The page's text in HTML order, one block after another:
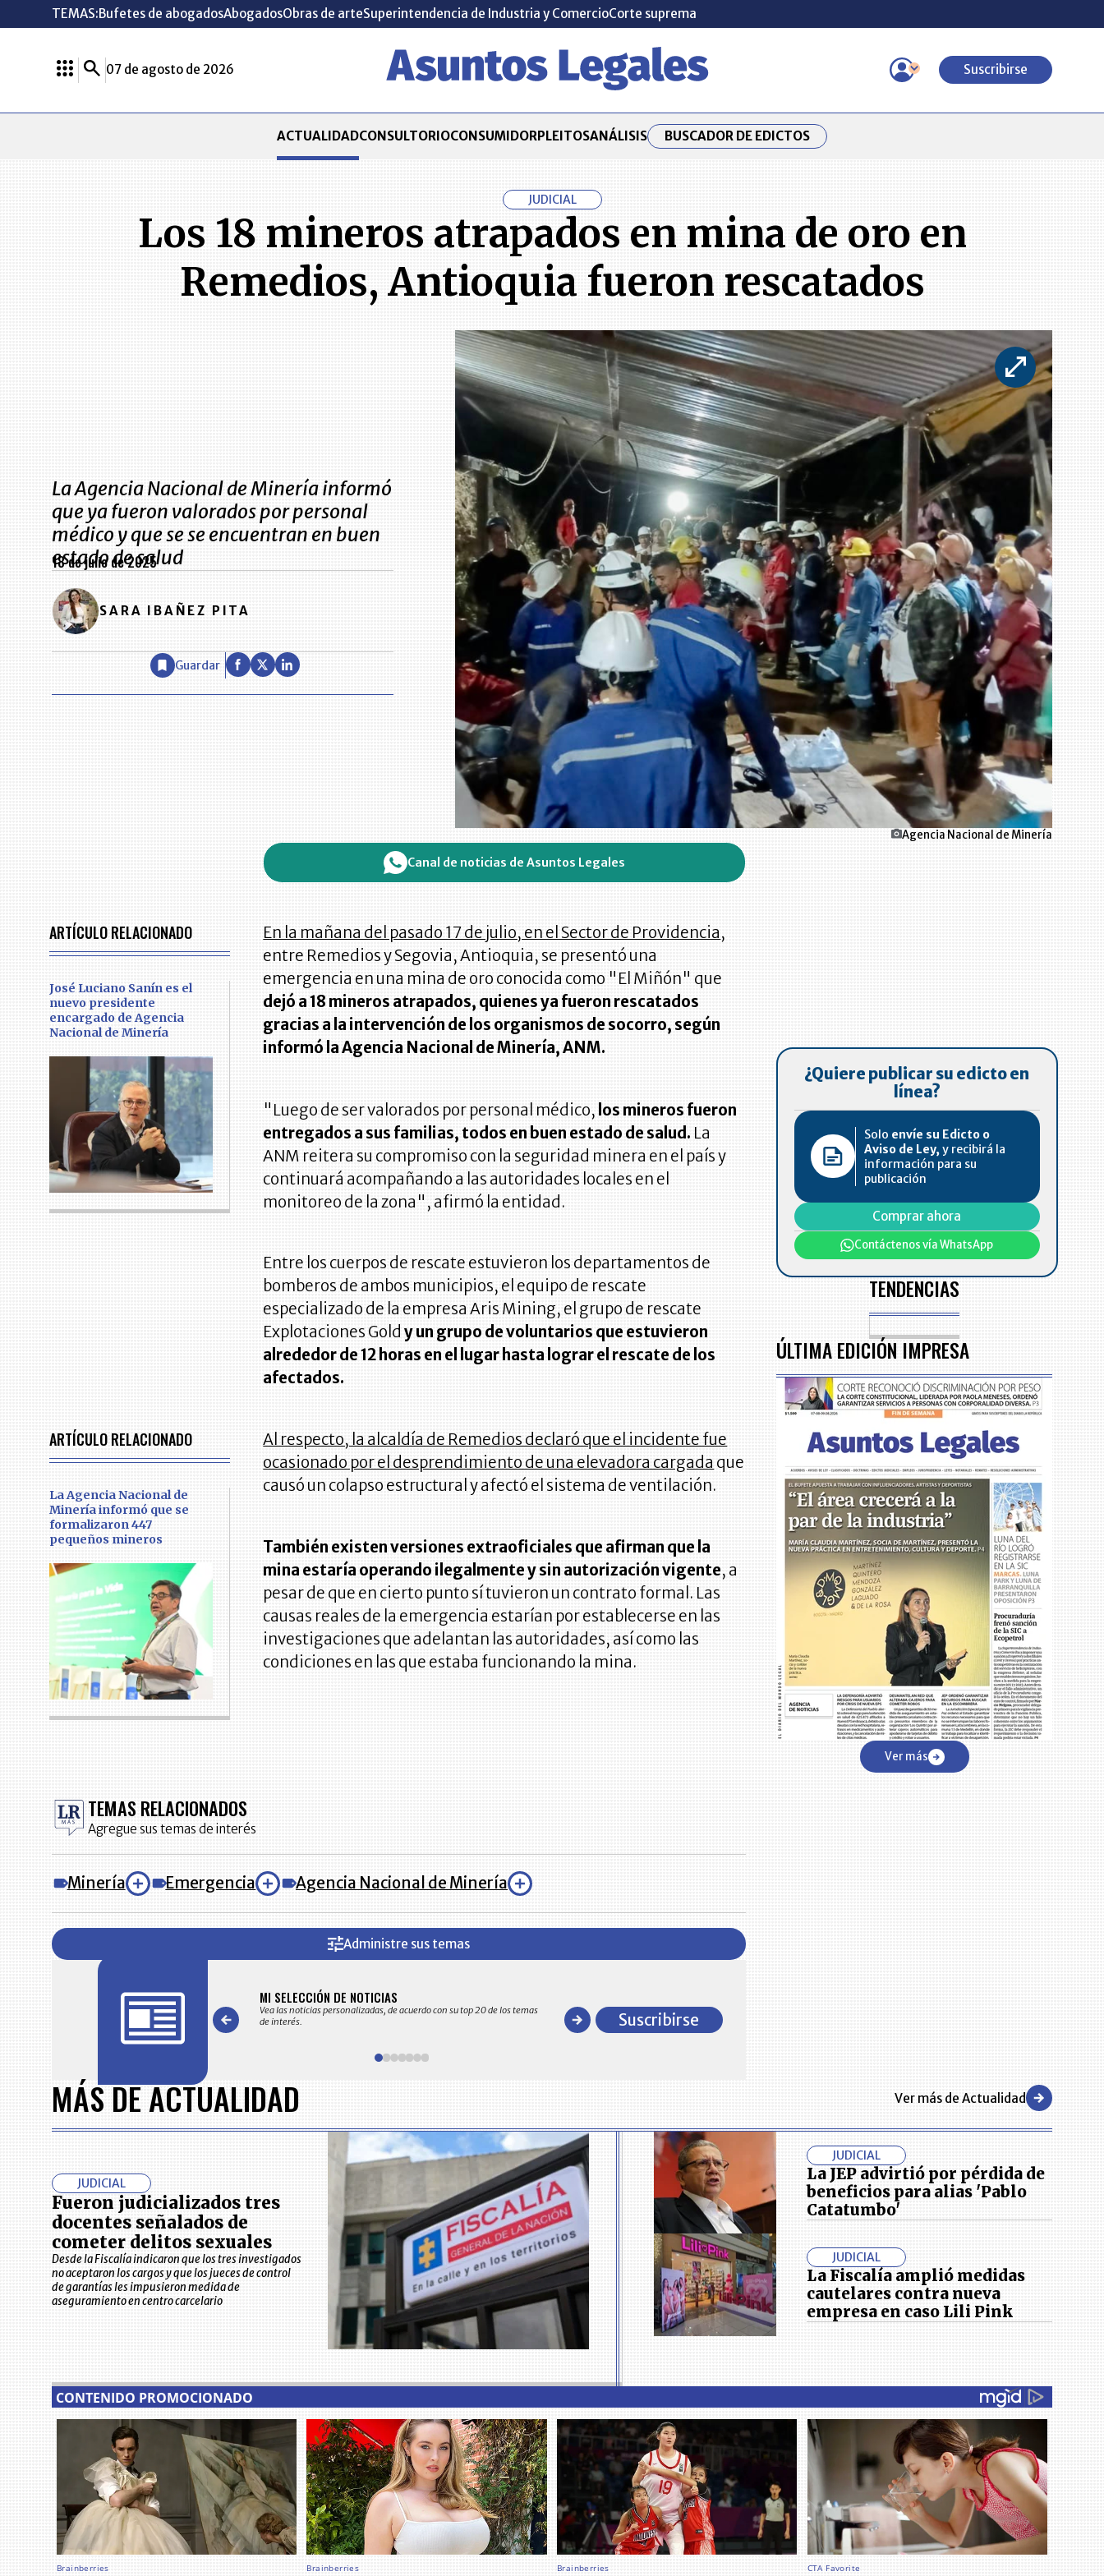
TEMAS:Bufetes de abogadosAbogadosObras de arteSuperintendencia de Industria y ComercioCorte suprema
07 de agosto de 2026 Suscribirse
ACTUALIDADCONSULTORIOCONSUMIDORPLEITOSANÁLISIS BUSCADOR DE EDICTOS
JUDICIAL
Los 18 mineros atrapados en mina de oro en
Remedios, Antioquia fueron rescatados
La Agencia Nacional de Minería informó
que ya fueron valorados por personal
médico y que se se encuentran en buen
estado de salud
18 de julio de 2025
SARA IBAÑEZ PITA
Guardar
Agencia Nacional de Minería
Canal de noticias de Asuntos Legales
ARTÍCULO RELACIONADO
José Luciano Sanín es el
nuevo presidente
encargado de Agencia
Nacional de Minería
En la mañana del pasado 17 de julio, en el Sector de Providencia,
entre Remedios y Segovia, Antioquia, se presentó una
emergencia en una mina de oro conocida como "El Miñón" que
dejó a 18 mineros atrapados, quienes ya fueron rescatados
gracias a la intervención de los organismos de socorro, según
informó la Agencia Nacional de Minería, ANM.
"Luego de ser valorados por personal médico, los mineros fueron
entregados a sus familias, todos en buen estado de salud. La
ANM reitera su compromiso con la seguridad minera en el país y
continuará acompañando a las autoridades locales en el
monitoreo de la zona", afirmó la entidad.
Entre los cuerpos de rescate estuvieron los departamentos de
bomberos de ambos municipios, el equipo de rescate
especializado de la empresa Aris Mining, el grupo de rescate
Explotaciones Goldy un grupo de voluntarios que estuvieron
alrededor de 12 horas en el lugar hasta lograr el rescate de los
afectados.
ARTÍCULO RELACIONADO
La Agencia Nacional de
Minería informó que se
formalizaron 447
pequeños mineros
Al respecto, la alcaldía de Remedios declaró que el incidente fue
ocasionado por el desprendimiento de una elevadora cargada que
causó un colapso estructural y afectó el sistema de ventilación.
También existen versiones extraoficiales que afirman que la
mina estaría operando ilegalmente y sin autorización vigente, a
pesar de que en cierto punto sí tuvieron un contrato formal. Las
causas reales de la emergencia estarían por establecerse en las
investigaciones que adelantan las autoridades, así como las
condiciones en las que estaba funcionando la mina.
¿Quiere publicar su edicto en
línea?
Solo envíe su Edicto o
Aviso de Ley, y recibirá la
información para su
publicación
Comprar ahora
Contáctenos vía WhatsApp
TENDENCIAS
ÚLTIMA EDICIÓN IMPRESA
Ver más
TEMAS RELACIONADOS
Agregue sus temas de interés
Minería Emergencia Agencia Nacional de Minería
Administre sus temas
en su correo electrónico las noticias seleccionadas por nuestro
MI SELECCIÓN DE NOTICIAS
Vea las noticias personalizadas, de acuerdo con su top 20 de los temas
de interés.
comportamiento general y detallado de las 10.000 primeras empresas
en ventas en Colombia
of
7
Suscribirse
MÁS DE ACTUALIDAD Ver más de Actualidad
JUDICIAL
Fueron judicializados tres
docentes señalados de
cometer delitos sexuales
Desde la Fiscalía indicaron que los tres investigados
no aceptaron los cargos y que los jueces de control
de garantías les impusieron medida de
aseguramiento en centro carcelario
JUDICIAL
La JEP advirtió por pérdida de
beneficios para alias 'Pablo
Catatumbo'
JUDICIAL
La Fiscalía amplió medidas
cautelares contra nueva
empresa en caso Lili Pink